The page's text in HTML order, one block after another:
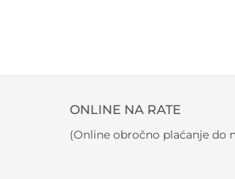
ONLINE NA RATE
(Online obročno plaćanje do